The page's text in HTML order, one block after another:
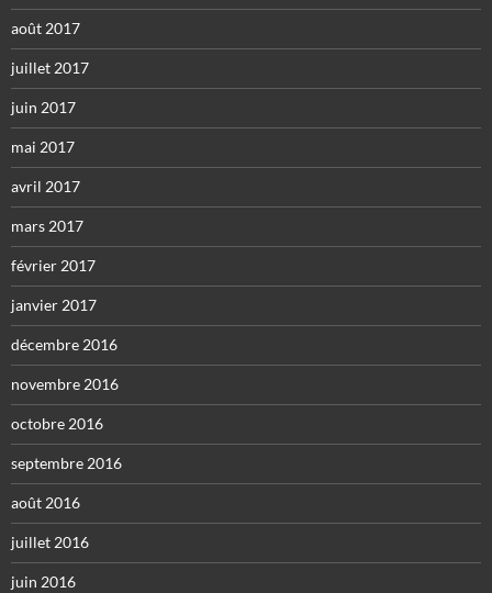
août 2017
juillet 2017
juin 2017
mai 2017
avril 2017
mars 2017
février 2017
janvier 2017
décembre 2016
novembre 2016
octobre 2016
septembre 2016
août 2016
juillet 2016
juin 2016